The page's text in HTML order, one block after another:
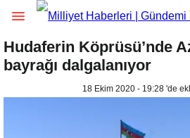
Hudaferin Köprüsü’nde
bayrağı dalgalanıyor
18 Ekim 2020 - 19:28 'de